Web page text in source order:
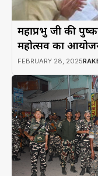
महाप्रभु जी की
महोत्सव का
FEBRUARY 28, 2025